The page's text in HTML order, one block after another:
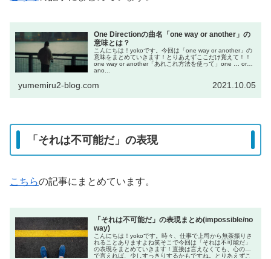
One Directionの曲名「one way or another」の
意味とは？
こんにちは！yokoです。今回は「one way or another」の
意味をまとめていきます！とりあえずここだけ覚えて！！
one way or another「あれこれ方法を使って」one … or
ano...
yumemiru2-blog.com 2021.10.05
「それは不可能だ」の表現
こちらの記事にまとめています。
「それは不可能だ」の表現まとめ(impossible/no
way)
こんにちは！yokoです。時々、仕事で上司から無茶振りさ
れることありますよね笑そこで今回は「それは不可能だ」
の表現をまとめていきます！直接は言えなくても、心の中
で言えれば、少しすっきりするかもですね。とりあえずこ